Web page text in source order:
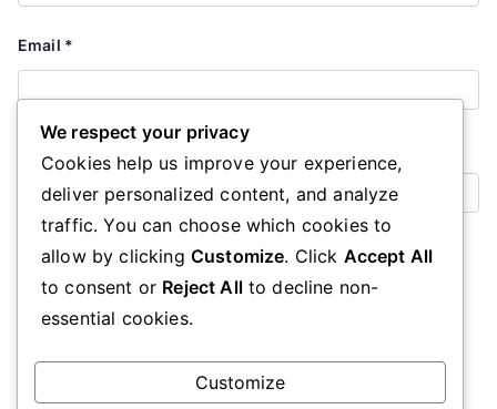
Email *
Save my name, email, and website in this browser for the
next time I comment.
We respect your privacy
Cookies help us improve your experience,
deliver personalized content, and analyze
traffic. You can choose which cookies to
allow by clicking Customize. Click Accept All
to consent or Reject Allto decline non-
essential cookies.
Customize